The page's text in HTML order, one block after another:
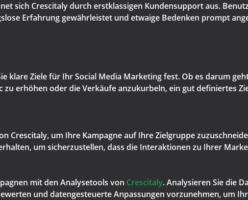
sich Crescitaly durch erstklassigen Kundensupport aus.
Erfahrung gewährleistet und etwaige Bedenken prompt
klare Ziele für Ihr Social Media Marketing fest. Ob es darum
erhöhen oder die Verkäufe anzukurbeln, ein gut definiertes
Crescitaly, um Ihre Kampagne auf Ihre Zielgruppe
um sicherzustellen, dass die Interaktionen zu Ihrer
mit den Analysetools von Crescitaly. Analysieren Sie die
und datengesteuerte Anpassungen vorzunehmen, um